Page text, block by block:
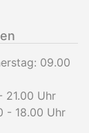
09.00
21.00 Uhr
- 18.00 Uhr